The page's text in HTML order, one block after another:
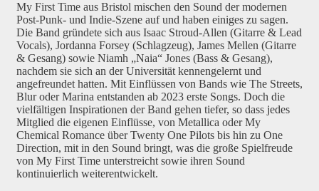
My First Time aus Bristol mischen den Sound der modernen
Post-Punk- und Indie-Szene auf und haben einiges zu sagen.
Die Band gründete sich aus Isaac Stroud-Allen (Gitarre & Lead
Vocals), Jordanna Forsey (Schlagzeug), James Mellen (Gitarre
& Gesang) sowie Niamh „Naia“ Jones (Bass & Gesang),
nachdem sie sich an der Universität kennengelernt und
angefreundet hatten. Mit Einflüssen von Bands wie The Streets,
Blur oder Marina entstanden ab 2023 erste Songs. Doch die
vielfältigen Inspirationen der Band gehen tiefer, so dass jedes
Mitglied die eigenen Einflüsse, von Metallica oder My
Chemical Romance über Twenty One Pilots bis hin zu One
Direction, mit in den Sound bringt, was die große Spielfreude
von My First Time unterstreicht sowie ihren Sound
kontinuierlich weiterentwickelt.